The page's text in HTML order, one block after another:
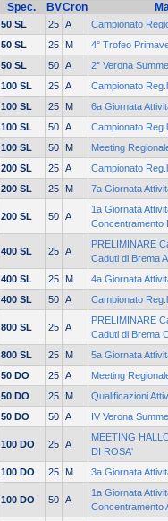
Spec. BVCron
50 SL 25 A
Campionato
50 SL
25 M
4° Trofeo
50 SL
50 A
2° Verona
100 SL
25 A
Campionato
100 SL
25 M
6a Giornata
100 SL
50 A
Campionato
100 SL
50 M
Meeting
200 SL
25 A
Campionato
200 SL
25 M 7a Giornata
200 SL 50 A
1a Giornata
Concentramento
400 SL 25 A
PRELIMINARE
Caduti di Brema
400 SL
25 M
4a Giornata
400 SL
50 A Campionato
800 SL 25 A
PRELIMINARE
Caduti di Brema
800 SL
25 M
5a Giornata
50 DO
25 A
Meeting
50 DO
25 M
Qualificazioni
50 DO
50 A IV Verona
100 DO 25 A
MEETING
DI ROSA'
100 DO
25 M 3a Giornata
100 DO 50 A
1a Giornata
Concentramento